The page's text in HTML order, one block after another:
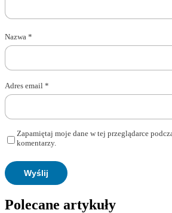
Nazwa *
Adres email *
Zapamiętaj moje dane w tej przeglądarce
komentarzy.
Polecane artykuły